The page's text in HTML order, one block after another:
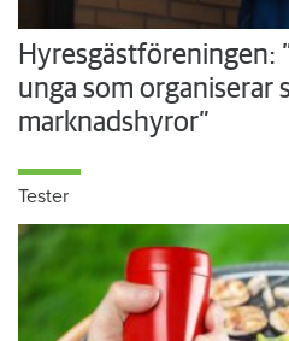
Hyresgästföreningen:
unga som organiserar
marknadshyror”
Tester